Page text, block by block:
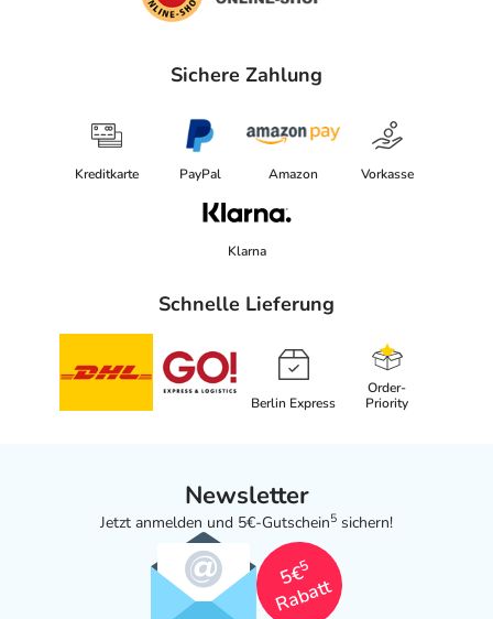
Sichere Zahlung
Kreditkarte PayPal Amazon Vorkasse
Klarna
Schnelle Lieferung
Berlin Express
Order-
Priority
Newsletter
Jetzt anmelden und 5€-Gutschein5 sichern!
5€
5
Rabatt